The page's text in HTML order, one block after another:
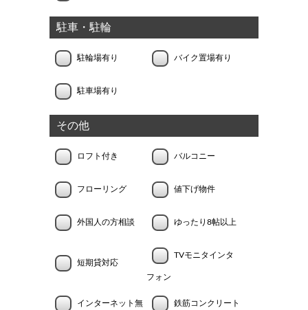
駐車・駐輪
駐輪場有り バイク置場有り
駐車場有り
その他
ロフト付き バルコニー
フローリング 値下げ物件
外国人の方相談 ゆったり8帖以上
短期貸対応
TVモニタインタ
フォン
インターネット無 鉄筋コンクリート